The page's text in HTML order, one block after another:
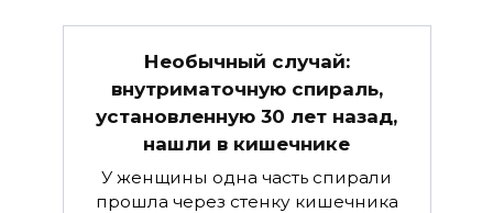
Необычный случай:
внутриматочную спираль,
установленную 30 лет назад,
нашли в кишечнике
У женщины одна часть спирали
прошла через стенку кишечника